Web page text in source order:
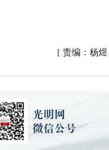
[ 责编：杨煜